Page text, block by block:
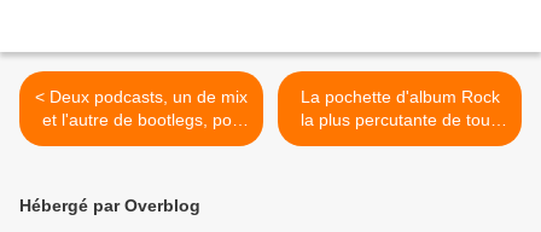
< Deux podcasts, un de mix
et l'autre de bootlegs, pop
française...
La pochette d'album Rock
la plus percutante de tous
les temps! >
Hébergé par Overblog